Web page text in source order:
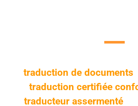
traduction de documents
traduction certifiée
traducteur assermenté